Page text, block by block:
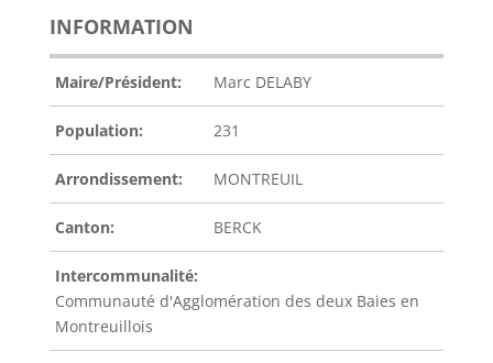
INFORMATION
Maire/Président: Marc DELABY
Population: 231
Arrondissement: MONTREUIL
Canton: BERCK
Intercommunalité:
Communauté d'Agglomération des deux Baies en
Montreuillois